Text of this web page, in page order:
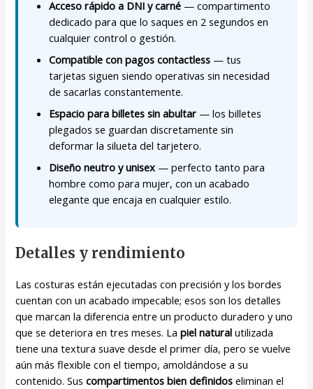
Acceso rápido a DNI y carné — compartimento
dedicado para que lo saques en 2 segundos en
cualquier control o gestión.
Compatible con pagos contactless — tus
tarjetas siguen siendo operativas sin necesidad
de sacarlas constantemente.
Espacio para billetes sin abultar — los billetes
plegados se guardan discretamente sin
deformar la silueta del tarjetero.
Diseño neutro y unisex — perfecto tanto para
hombre como para mujer, con un acabado
elegante que encaja en cualquier estilo.
Detalles y rendimiento
Las costuras están ejecutadas con precisión y los bordes
cuentan con un acabado impecable; esos son los detalles
que marcan la diferencia entre un producto duradero y uno
que se deteriora en tres meses. Lapiel natural utilizada
tiene una textura suave desde el primer día, pero se vuelve
aún más flexible con el tiempo, amoldándose a su
contenido. Suscompartimentos bien definidos eliminan el